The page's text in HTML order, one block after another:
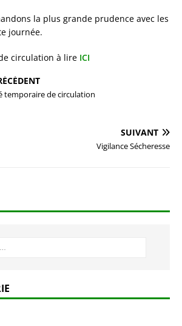
la plus grande prudence avec les
journée.
circulation à lire ICI
temporaire de circulation
SUIVANT
Vigilance Sécheresse